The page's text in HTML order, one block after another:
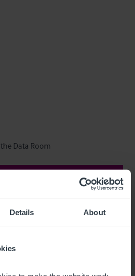
Details About
Data Room
Ref:4256407